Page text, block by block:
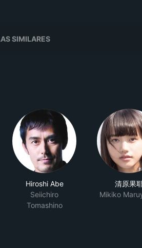
SIMILARES
Hiroshi Abe
Seiichiro
Tomashino
清原果
Mikiko